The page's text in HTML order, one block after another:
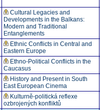
Cultural Legacies and
Developments in the Balkans:
Modern and Traditional
Entanglements
Ethnic Conflicts in Central and
Eastern Europe
Ethno-Political Conflicts in the
Caucasus
History and Present in South
East European Cinema
Kulturně-politická reflexe
ozbrojených konfliktů